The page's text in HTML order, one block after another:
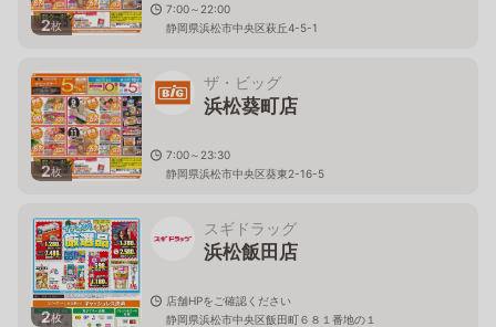
2枚
7:00～22:00
静岡県浜松市中央区萩丘4-5-1
2枚
ザ・ビッグ
浜松葵町店
7:00～23:30
静岡県浜松市中央区葵東2-16-5
2枚
スギドラッグ
浜松飯田店
店舗HPをご確認ください
静岡県浜松市中央区飯田町６８１番地の１